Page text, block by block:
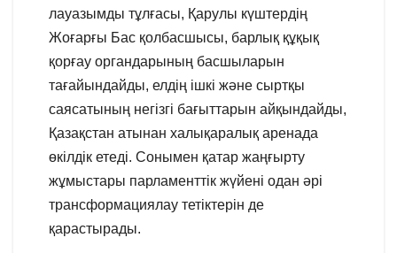
лауазымды тұлғасы, Қарулы күштердің
Жоғарғы Бас қолбасшысы, барлық құқық
қорғау органдарының басшыларын
тағайындайды, елдің ішкі және сыртқы
саясатының негізгі бағыттарын айқындайды,
Қазақстан атынан халықаралық аренада
өкілдік етеді. Сонымен қатар жаңғырту
жұмыстары парламенттік жүйені одан әрі
трансформациялау тетіктерін де
қарастырады.